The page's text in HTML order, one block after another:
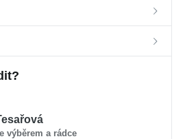
Na ruku
Drahokam
se stane elegantní součástí
příběhu. Zlatý dámský prsten v
výběrem a rádce